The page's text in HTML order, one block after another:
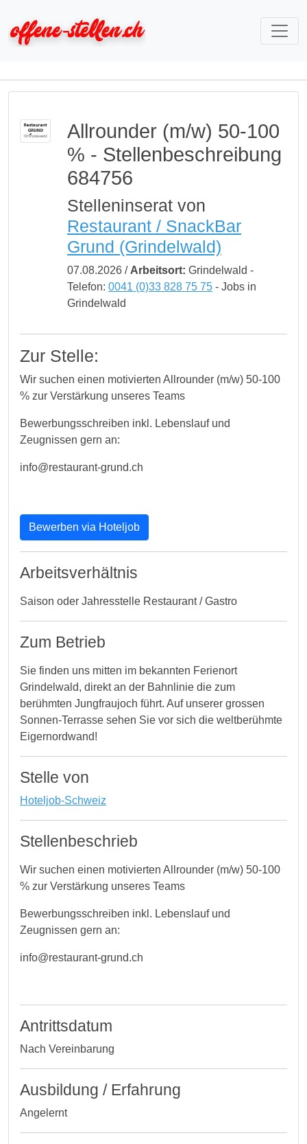
Allrounder (m/w) 50-100
% - Stellenbeschreibung
684756
Stelleninserat von
Restaurant / SnackBar
Grund (Grindelwald)
07.08.2026 / Arbeitsort: Grindelwald -
Telefon: 0041 (0)33 828 75 75- Jobs in
Grindelwald
Zur Stelle:
Wir suchen einen motivierten Allrounder (m/w) 50-100
% zur Verstärkung unseres Teams
Bewerbungsschreiben inkl. Lebenslauf und
Zeugnissen gern an:
info@restaurant-grund.ch
Bewerben via Hoteljob
Arbeitsverhältnis
Saison oder Jahresstelle Restaurant / Gastro
Zum Betrieb
Sie finden uns mitten im bekannten Ferienort
Grindelwald, direkt an der Bahnlinie die zum
berühmten Jungfraujoch führt. Auf unserer grossen
Sonnen-Terrasse sehen Sie vor sich die weltberühmte
Eigernordwand!
Stelle von
Hoteljob-Schweiz
Stellenbeschrieb
Wir suchen einen motivierten Allrounder (m/w) 50-100
% zur Verstärkung unseres Teams
Bewerbungsschreiben inkl. Lebenslauf und
Zeugnissen gern an:
info@restaurant-grund.ch
Antrittsdatum
Nach Vereinbarung
Ausbildung / Erfahrung
Angelernt